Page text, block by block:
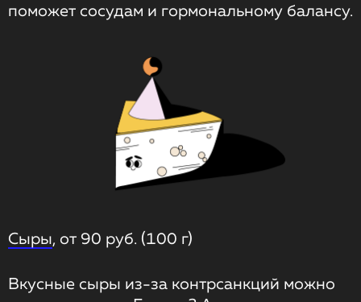
поможет сосудам и гормональному балансу.
Сыры, от 90 руб. (100 г)
Вкусные сыры из-за контрсанкций можно